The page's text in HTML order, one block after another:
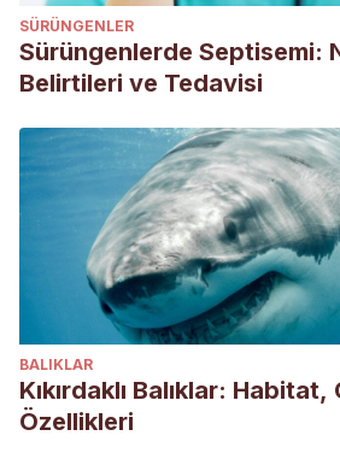
SÜRÜNGENLER
Sürüngenlerde Septisemi:
Belirtileri ve Tedavisi
BALIKLAR
Kıkırdaklı Balıklar:
Özellikleri